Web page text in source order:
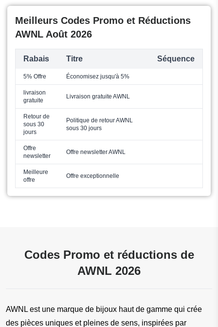
Meilleurs Codes Promo et Réductions
AWNL Août 2026
Rabais Titre Séquence
5% Offre Économisez jusqu'à 5%
livraison
gratuite
Livraison gratuite AWNL
Retour de
sous 30
jours
Politique de retour AWNL
sous 30 jours
Offre
newsletter
Offre newsletter AWNL
Meilleure
offre
Offre exceptionnelle
Codes Promo et réductions de
AWNL 2026
AWNL est une marque de bijoux haut de gamme qui crée
des pièces uniques et pleines de sens, inspirées par